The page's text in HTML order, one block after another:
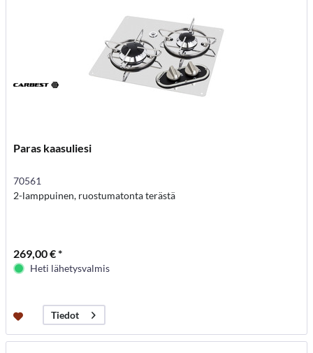
Paras kaasuliesi
70561
2-lamppuinen, ruostumatonta terästä
269,00 € *
Heti lähetysvalmis
Tiedot